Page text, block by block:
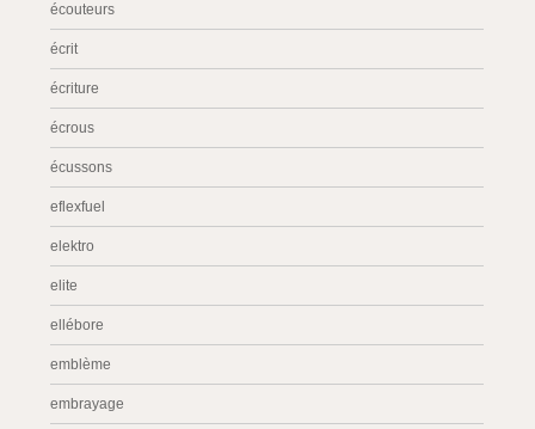
écouteurs
écrit
écriture
écrous
écussons
eflexfuel
elektro
elite
ellébore
emblème
embrayage